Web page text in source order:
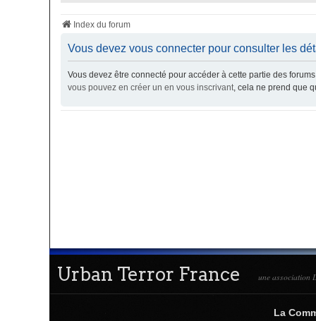
Envie de parler avec les autres membres de la
communauté ? Alors venez vous connecter,
Rejoignez-
France !
Index du forum
Vous devez vous connecter pour consulter les
Vous devez être connecté pour accéder à cette partie des
vous pouvez en créer un en vous inscrivant, cela ne prend que
Urban Terror France une association
La